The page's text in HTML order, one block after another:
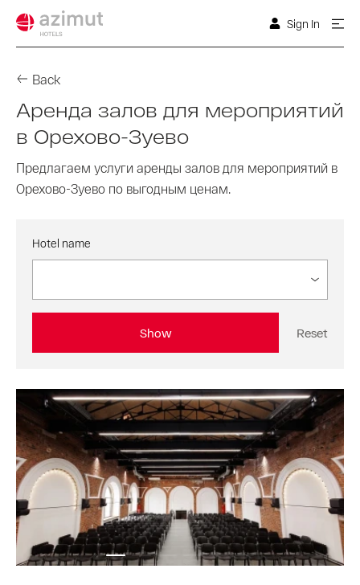
Sign In
Back
Аренда залов для мероприятий
в Орехово-Зуево
Предлагаем услуги аренды залов для мероприятий в
Орехово-Зуево по выгодным ценам.
Hotel name
Show Reset